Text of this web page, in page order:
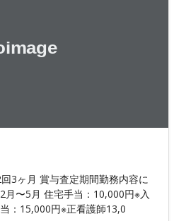
3ヶ月 賞与査定期間勤務内容に
月〜5月 住宅手当：10,000円※入
：15,000円※正看護師13,0